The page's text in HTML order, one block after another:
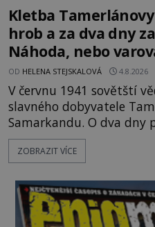
Kletba
hrob a za dva dny
Náhoda, nebo
OD HELENA STEJSKALOVÁ 4.8.2026
V červnu 1941 sovětští
slavného dobyvatele
Samarkandu. O dva dny
Německo zahajuje
Sovětský svaz. Shoda
na legendě něco
souhru okolností? Když antropolog Michail
Gerasimov (1907-1970) a
ZOBRAZIT VÍCE